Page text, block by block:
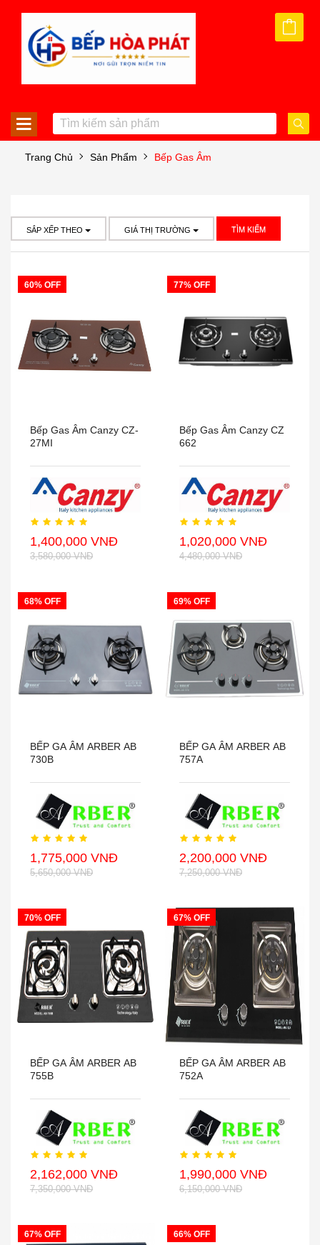
Trang Chủ Sản Phẩm Bếp Gas Âm
SẮP XẾP THEO GIÁ THỊ TRƯỜNG TÌM KIẾM
60% OFF
Bếp Gas Âm Canzy CZ-
27MI
1,400,000 VNĐ
3,580,000 VNĐ
77% OFF
Bếp Gas Âm Canzy CZ
662
1,020,000 VNĐ
4,480,000 VNĐ
68% OFF
BẾP GA ÂM ARBER AB
730B
1,775,000 VNĐ
5,650,000 VNĐ
69% OFF
BẾP GA ÂM ARBER AB
757A
2,200,000 VNĐ
7,250,000 VNĐ
70% OFF
BẾP GA ÂM ARBER AB
755B
2,162,000 VNĐ
7,350,000 VNĐ
67% OFF
BẾP GA ÂM ARBER AB
752A
1,990,000 VNĐ
6,150,000 VNĐ
67% OFF 66% OFF